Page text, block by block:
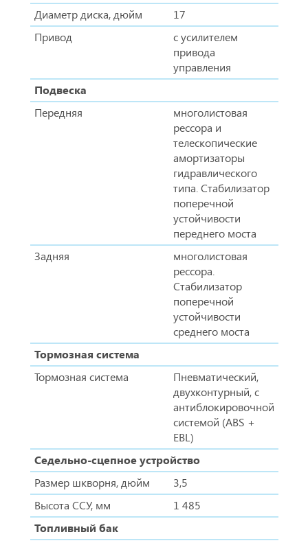
Диаметр диска, дюйм
17
Привод
с усилителем
привода
управления
Подвеска
Передняя
многолистовая
рессора и
телескопические
амортизаторы
гидравлического
типа. Стабилизатор
поперечной
устойчивости
переднего моста
Задняя
многолистовая
рессора.
Стабилизатор
поперечной
устойчивости
среднего моста
Тормозная система
Тормозная система
Пневматический,
двухконтурный, с
антиблокировочной
системой (ABS +
EBL)
Седельно-сцепное устройство
Размер шкворня, дюйм
3,5
Высота ССУ, мм
1 485
Топливный бак